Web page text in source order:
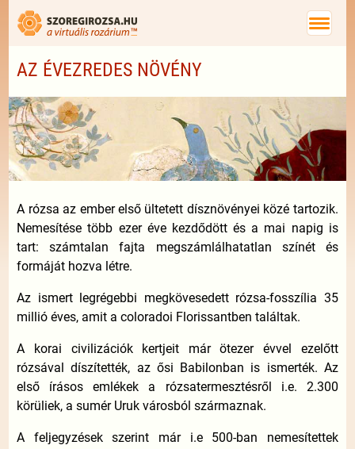
AZ ÉVEZREDES NÖVÉNY
A rózsa az ember első ültetett dísznövényei közé tartozik.
Nemesítése több ezer éve kezdődött és a mai napig is
tart: számtalan fajta megszámlálhatatlan színét és
formáját hozva létre.
Az ismert legrégebbi megkövesedett rózsa-fosszília 35
millió éves, amit a coloradoi Florissantben találtak.
A korai civilizációk kertjeit már ötezer évvel ezelőtt
rózsával díszítették, az ősi Babilonban is ismerték. Az
első írásos emlékek a rózsatermesztésről i.e. 2.300
körüliek, a sumér Uruk városból származnak.
A feljegyzések szerint már i.e 500-ban nemesítettek